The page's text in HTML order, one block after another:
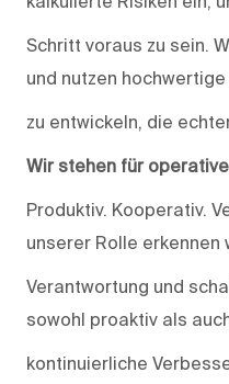
Schritt voraus zu sein.
und nutzen
zu entwickeln, die
Wir stehen für
Produktiv. Kooperativ.
unserer Rolle erkennen
Verantwortung und
sowohl proaktiv als
kontinuierliche